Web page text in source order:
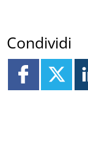
Condividi